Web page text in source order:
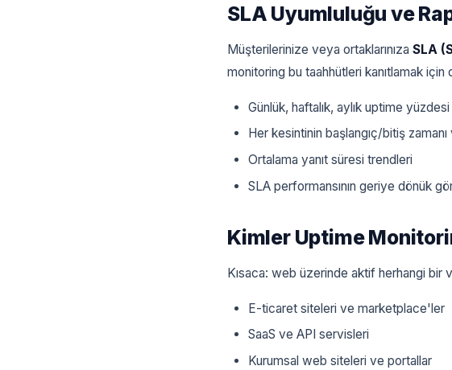
SLA Uyumluluğu ve
Müşterilerinize veya ortaklarınıza SLA
monitoring bu taahhütleri kanıtlamak için
Günlük, haftalık, aylık uptime
Her kesintinin başlangıç/bitiş
Ortalama yanıt süresi trendleri
SLA performansının geriye dönük
Kimler Uptime
Kısaca: web üzerinde aktif herhangi bir
E-ticaret siteleri ve marketplace'ler
SaaS ve API servisleri
Kurumsal web siteleri ve portallar